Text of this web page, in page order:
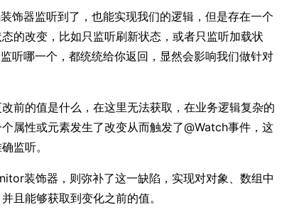
饰器监听到了，也能实现我们的逻辑，但是存在一个
的改变，比如只监听刷新状态，或者只监听加载状
听哪一个，都统统给你返回，显然会影响我们做针对
前的值是什么，在这里无法获取，在业务逻辑复杂的
属性或元素发生了改变从而触发了@Watch事件，这
监听。
装饰器，则弥补了这一缺陷，实现对对象、数组中
且能够获取到变化之前的值。